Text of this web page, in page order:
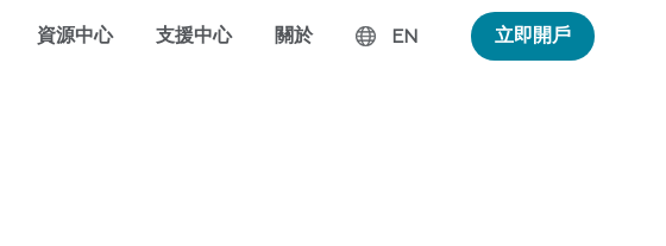
資源中心 支援中心 關於 EN 立即開戶